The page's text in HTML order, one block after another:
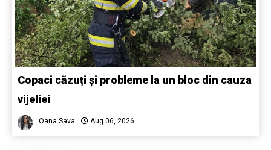
Copaci căzuți și probleme la un bloc din cauza
vijeliei
Oana Sava Aug 06, 2026